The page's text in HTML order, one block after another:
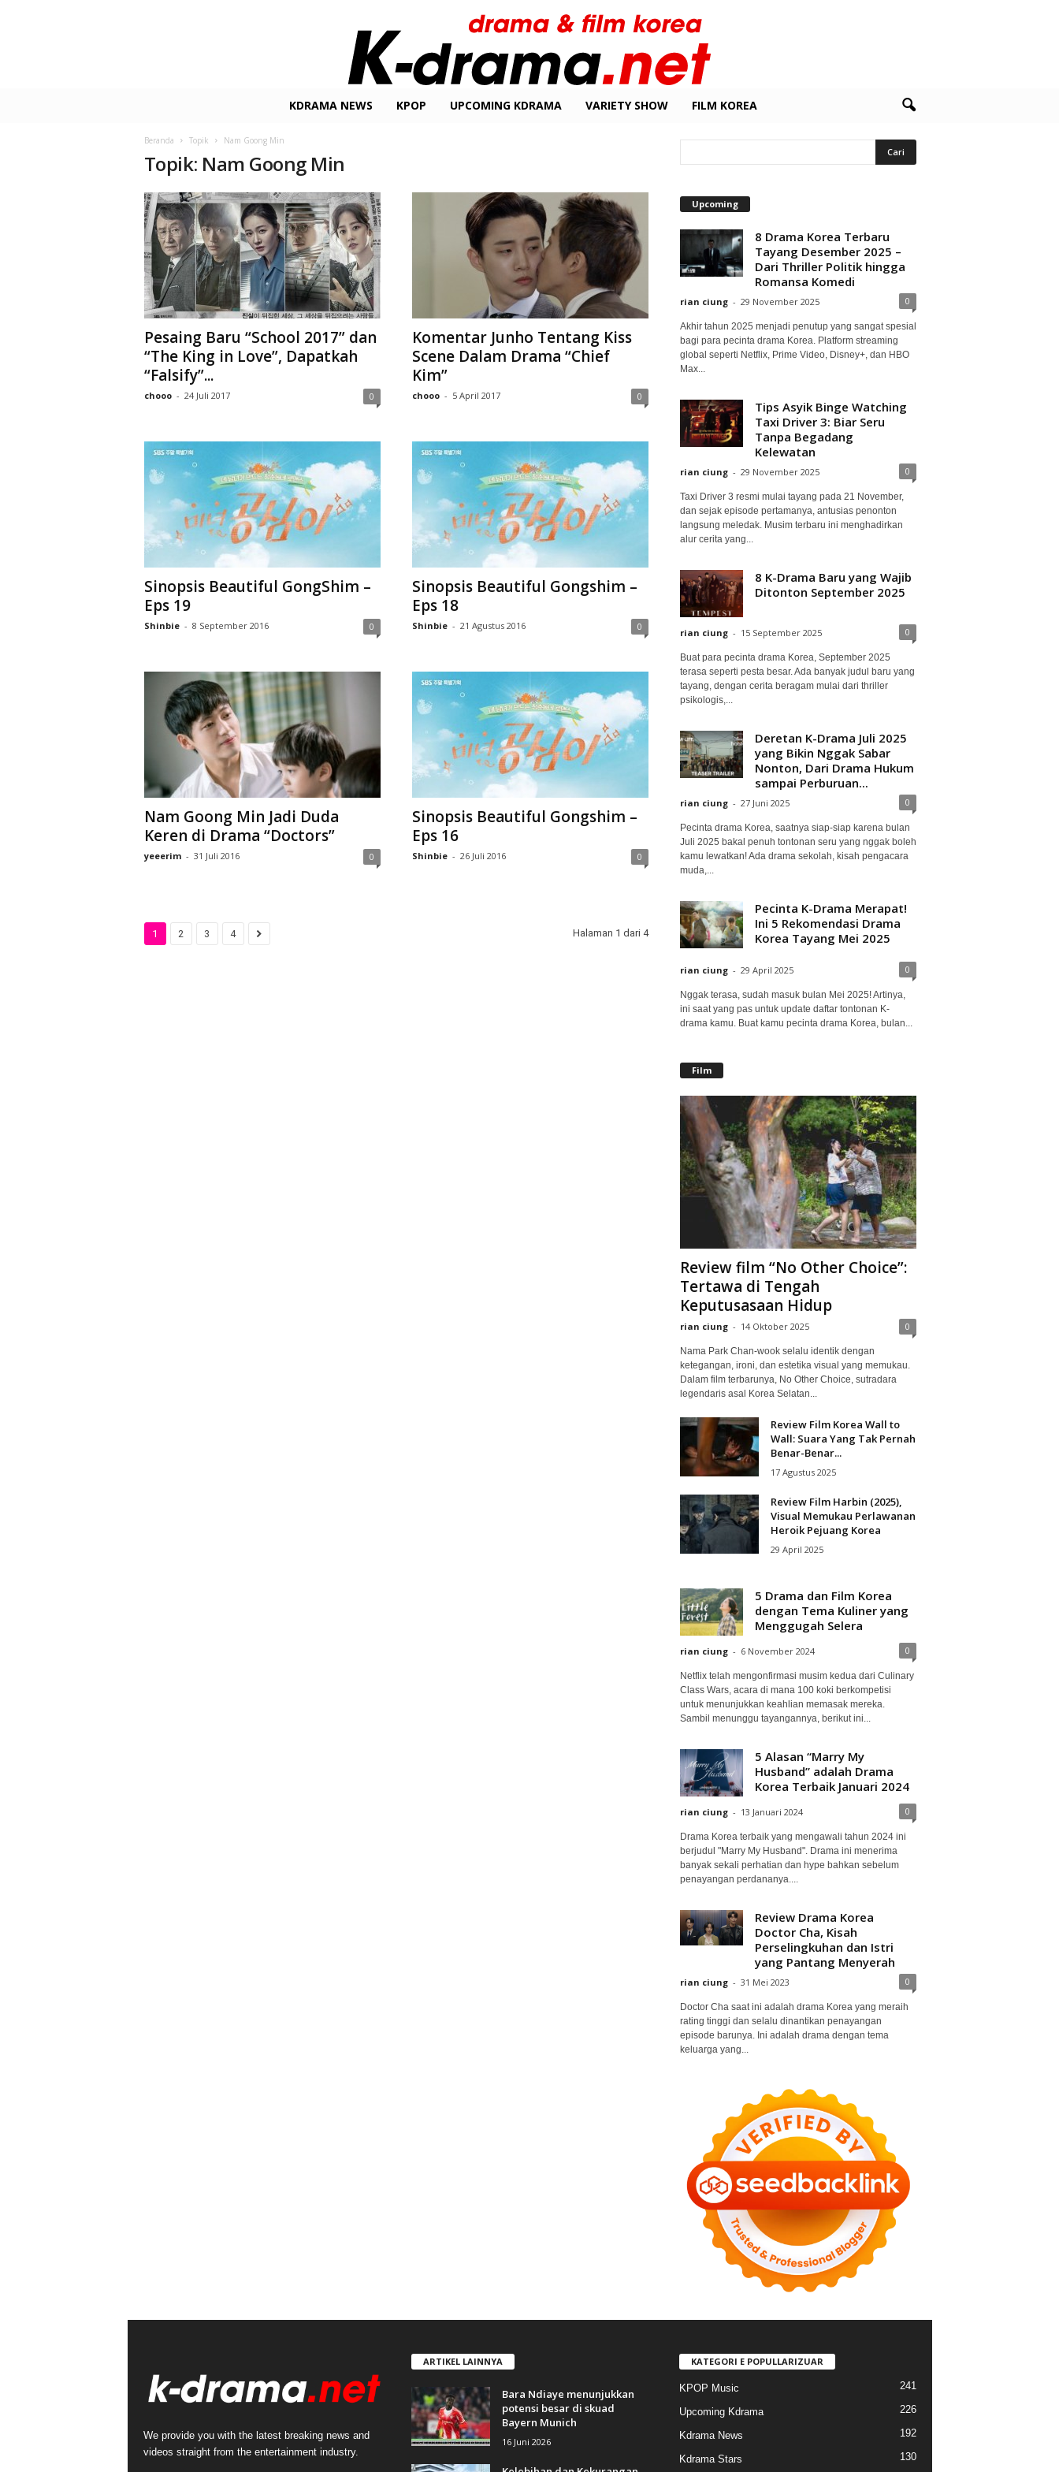
KDRAMA NEWS KPOP UPCOMING KDRAMA VARIETY SHOW FILM KOREA
Beranda Topik Nam Goong Min
Topik: Nam Goong Min
Pesaing Baru “School 2017” dan
“The King in Love”, Dapatkah
“Falsify”...
chooo - 24 Juli 2017 0
Komentar Junho Tentang Kiss
Scene Dalam Drama “Chief
Kim”
chooo - 5 April 2017 0
Sinopsis Beautiful GongShim –
Eps 19
Shinbie - 8 September 2016 0
Sinopsis Beautiful Gongshim –
Eps 18
Shinbie - 21 Agustus 2016 0
Nam Goong Min Jadi Duda
Keren di Drama “Doctors”
yeeerim - 31 Juli 2016 0
Sinopsis Beautiful Gongshim –
Eps 16
Shinbie - 26 Juli 2016 0
1 2 3 4 Halaman 1 dari 4
Upcoming
8 Drama Korea Terbaru
Tayang Desember 2025 –
Dari Thriller Politik hingga
Romansa Komedi
rian ciung - 29 November 2025 0
Akhir tahun 2025 menjadi penutup yang sangat spesial
bagi para pecinta drama Korea. Platform streaming
global seperti Netflix, Prime Video, Disney+, dan HBO
Max...
Tips Asyik Binge Watching
Taxi Driver 3: Biar Seru
Tanpa Begadang
Kelewatan
rian ciung - 29 November 2025 0
Taxi Driver 3 resmi mulai tayang pada 21 November,
dan sejak episode pertamanya, antusias penonton
langsung meledak. Musim terbaru ini menghadirkan
alur cerita yang...
8 K-Drama Baru yang Wajib
Ditonton September 2025
rian ciung - 15 September 2025 0
Buat para pecinta drama Korea, September 2025
terasa seperti pesta besar. Ada banyak judul baru yang
tayang, dengan cerita beragam mulai dari thriller
psikologis,...
Deretan K-Drama Juli 2025
yang Bikin Nggak Sabar
Nonton, Dari Drama Hukum
sampai Perburuan...
rian ciung - 27 Juni 2025 0
Pecinta drama Korea, saatnya siap-siap karena bulan
Juli 2025 bakal penuh tontonan seru yang nggak boleh
kamu lewatkan! Ada drama sekolah, kisah pengacara
muda,...
Pecinta K-Drama Merapat!
Ini 5 Rekomendasi Drama
Korea Tayang Mei 2025
rian ciung - 29 April 2025 0
Nggak terasa, sudah masuk bulan Mei 2025! Artinya,
ini saat yang pas untuk update daftar tontonan K-
drama kamu. Buat kamu pecinta drama Korea, bulan...
Film
Review film “No Other Choice”:
Tertawa di Tengah
Keputusasaan Hidup
rian ciung - 14 Oktober 2025 0
Nama Park Chan-wook selalu identik dengan
ketegangan, ironi, dan estetika visual yang memukau.
Dalam film terbarunya, No Other Choice, sutradara
legendaris asal Korea Selatan...
Review Film Korea Wall to
Wall: Suara Yang Tak Pernah
Benar-Benar...
17 Agustus 2025
Review Film Harbin (2025),
Visual Memukau Perlawanan
Heroik Pejuang Korea
29 April 2025
5 Drama dan Film Korea
dengan Tema Kuliner yang
Menggugah Selera
rian ciung - 6 November 2024 0
Netflix telah mengonfirmasi musim kedua dari Culinary
Class Wars, acara di mana 100 koki berkompetisi
untuk menunjukkan keahlian memasak mereka.
Sambil menunggu tayangannya, berikut ini...
5 Alasan “Marry My
Husband” adalah Drama
Korea Terbaik Januari 2024
rian ciung - 13 Januari 2024 0
Drama Korea terbaik yang mengawali tahun 2024 ini
berjudul "Marry My Husband". Drama ini menerima
banyak sekali perhatian dan hype bahkan sebelum
penayangan perdananya....
Review Drama Korea
Doctor Cha, Kisah
Perselingkuhan dan Istri
yang Pantang Menyerah
rian ciung - 31 Mei 2023 0
Doctor Cha saat ini adalah drama Korea yang meraih
rating tinggi dan selalu dinantikan penayangan
episode barunya. Ini adalah drama dengan tema
keluarga yang...
We provide you with the latest breaking news and
videos straight from the entertainment industry.
ARTIKEL LAINNYA
Bara Ndiaye menunjukkan
potensi besar di skuad
Bayern Munich
16 Juni 2026
KATEGORI E POPULLARIZUAR
KPOP Music 241
Upcoming Kdrama 226
Kdrama News 192
Kdrama Stars 130